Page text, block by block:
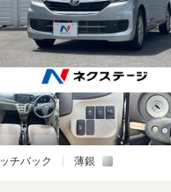
チバック 薄銀